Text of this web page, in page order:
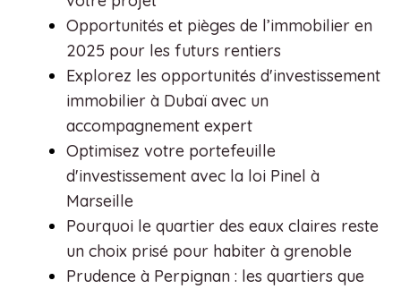
Opportunités et pièges de l’immobilier en
2025 pour les futurs rentiers
Explorez les opportunités d'investissement
immobilier à Dubaï avec un
accompagnement expert
Optimisez votre portefeuille
d'investissement avec la loi Pinel à
Marseille
Pourquoi le quartier des eaux claires reste
un choix prisé pour habiter à grenoble
Prudence à Perpignan : les quartiers que